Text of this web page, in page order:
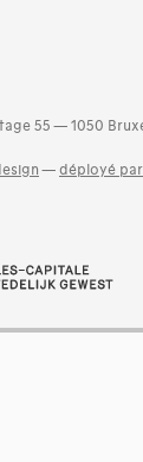
et
(1)
55 — 1050
— déployé